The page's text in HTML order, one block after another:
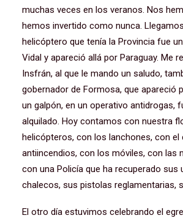
muchas veces en los veranos. Nos
hemos invertido como nunca.
helicóptero que tenía la Provincia fue
Vidal y apareció allá por Paraguay. Me
Insfrán, al que le mando un saludo,
gobernador de Formosa, que apareció
un galpón, en un operativo antidrogas,
alquilado. Hoy contamos con nuestra
helicópteros, con los lanchones, con el
antiincendios, con los móviles, con las
con una Policía que ha recuperado sus
chalecos, sus pistolas reglamentarias,
El otro día estuvimos celebrando el